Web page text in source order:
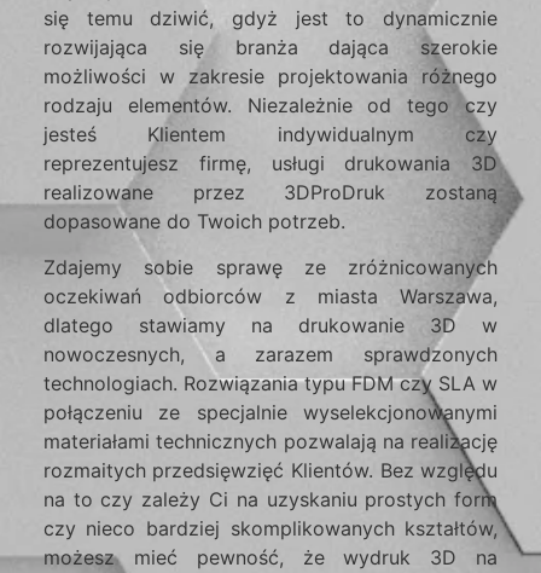
się temu dziwić, gdyż jest to dynamicznie
rozwijająca się branża dająca szerokie
możliwości w zakresie projektowania różnego
rodzaju elementów. Niezależnie od tego czy
jesteś Klientem indywidualnym czy
reprezentujesz firmę, usługi drukowania 3D
realizowane przez 3DProDruk zostaną
dopasowane do Twoich potrzeb.
Zdajemy sobie sprawę ze zróżnicowanych
oczekiwań odbiorców z miasta Warszawa,
dlatego stawiamy na drukowanie 3D w
nowoczesnych, a zarazem sprawdzonych
technologiach. Rozwiązania typu FDM czy SLA w
połączeniu ze specjalnie wyselekcjonowanymi
materiałami technicznych pozwalają na realizację
rozmaitych przedsięwzięć Klientów. Bez względu
na to czy zależy Ci na uzyskaniu prostych form
czy nieco bardziej skomplikowanych kształtów,
możesz mieć pewność, że wydruk 3D na